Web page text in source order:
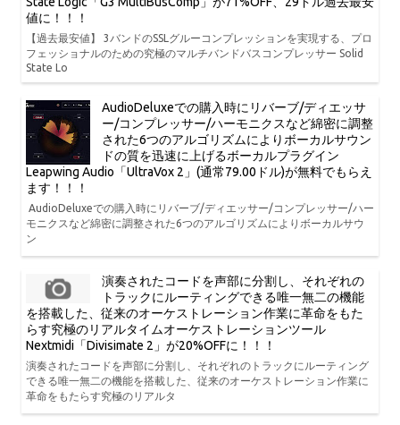
値に！！！
【過去最安値】 3バンドのSSLグルーコンプレッションを実現する、プロ
フェッショナルのための究極のマルチバンドバスコンプレッサー Solid
State Lo
AudioDeluxeでの購入時にリバーブ/ディエッサ
ー/コンプレッサー/ハーモニクスなど綿密に調整
された6つのアルゴリズムによりボーカルサウン
ドの質を迅速に上げるボーカルプラグイン
Leapwing Audio「UltraVox 2」(通常79.00ドル)が無料でもらえ
ます！！！
AudioDeluxeでの購入時にリバーブ/ディエッサー/コンプレッサー/ハー
モニクスなど綿密に調整された6つのアルゴリズムによりボーカルサウ
ン
演奏されたコードを声部に分割し、それぞれの
トラックにルーティングできる唯一無二の機能
を搭載した、従来のオーケストレーション作業に革命をもた
らす究極のリアルタイムオーケストレーションツール
Nextmidi「Divisimate 2」が20%OFFに！！！
演奏されたコードを声部に分割し、それぞれのトラックにルーティング
できる唯一無二の機能を搭載した、従来のオーケストレーション作業に
革命をもたらす究極のリアルタ